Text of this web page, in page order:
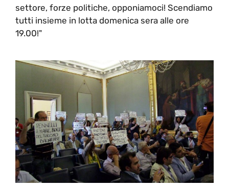
settore, forze politiche, opponiamoci! Scendiamo
tutti insieme in lotta domenica sera alle ore
19.00!"